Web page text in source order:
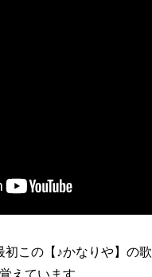
初この【♪かなりや】の
えています。